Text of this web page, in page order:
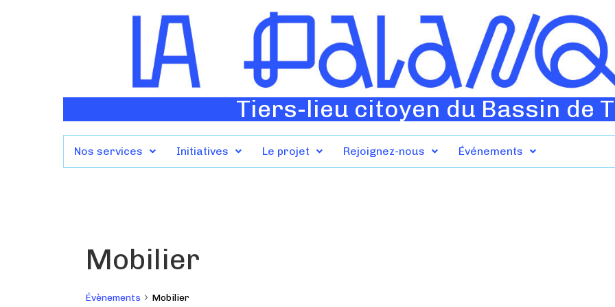
Tiers-lieu citoyen du Bassin de
Nos services Initiatives Le projet Rejoignez-nous Événements
Mobilier
Évènements Mobilier